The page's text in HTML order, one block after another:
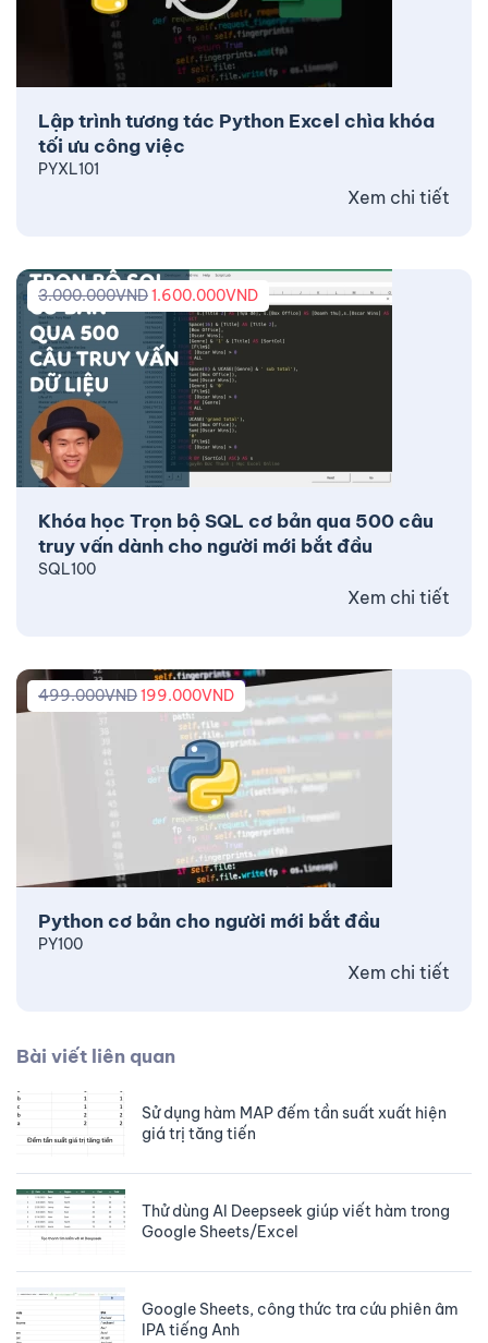
Lập trình tương tác Python Excel chìa khóa
tối ưu công việc
PYXL101
Xem chi tiết
Khóa học Trọn bộ SQL cơ bản qua 500 câu
truy vấn dành cho người mới bắt đầu
3.000.000VND1.600.000VND
SQL100
Xem chi tiết
Python cơ bản cho người mới bắt đầu
499.000VND199.000VND
PY100
Xem chi tiết
Bài viết liên quan
Sử dụng hàm MAP đếm tần suất xuất hiện
giá trị tăng tiến
Thử dùng AI Deepseek giúp viết hàm trong
Google Sheets/Excel
Google Sheets, công thức tra cứu phiên âm
IPA tiếng Anh